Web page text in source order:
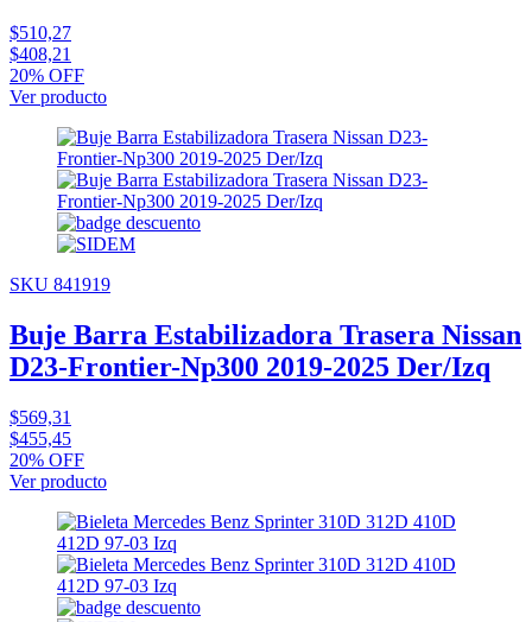
$510,27
$408,21
20% OFF
Ver producto
SKU 841919
Buje Barra Estabilizadora Trasera Nissan
D23-Frontier-Np300 2019-2025 Der/Izq
$569,31
$455,45
20% OFF
Ver producto